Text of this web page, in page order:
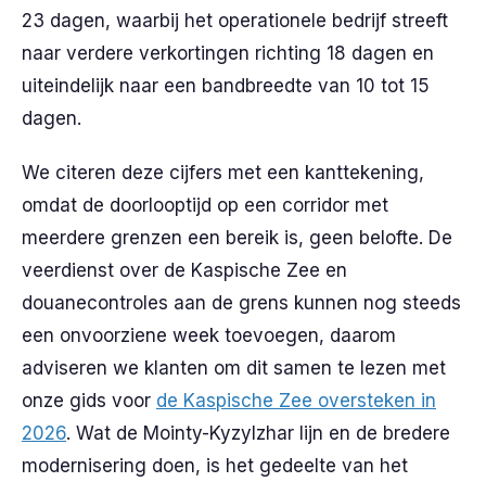
23 dagen, waarbij het operationele bedrijf streeft
naar verdere verkortingen richting 18 dagen en
uiteindelijk naar een bandbreedte van 10 tot 15
dagen.
We citeren deze cijfers met een kanttekening,
omdat de doorlooptijd op een corridor met
meerdere grenzen een bereik is, geen belofte. De
veerdienst over de Kaspische Zee en
douanecontroles aan de grens kunnen nog steeds
een onvoorziene week toevoegen, daarom
adviseren we klanten om dit samen te lezen met
onze gids voor de Kaspische Zee oversteken in
2026. Wat de Mointy-Kyzylzhar lijn en de bredere
modernisering doen, is het gedeelte van het